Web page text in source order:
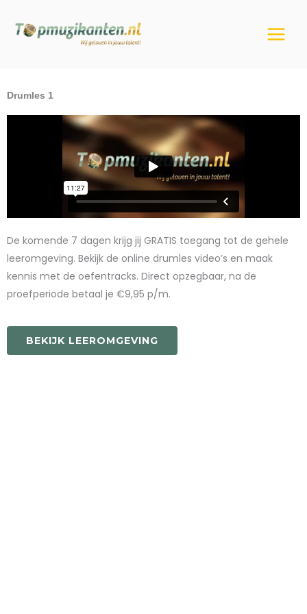
naar
Drumles 1
De komende 7 dagen krijg jij GRATIS toegang tot de gehele
leeromgeving. Bekijk de online drumles video’s en maak
kennis met de oefentracks. Direct opzegbaar, na de
proefperiode betaal je €9,95 p/m.
BEKIJK LEEROMGEVING